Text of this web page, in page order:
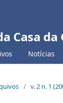
Casa da
Notícias
/ v. 2 n. 1